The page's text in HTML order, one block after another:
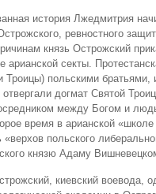
история Лжедмитрия
ревностного
князь Острожский
арианской секты.
Троицы) польскими
отвергали догмат Святой
между Богом и
время в арианской
«верхов польского
князю Адаму
киевский воевода,